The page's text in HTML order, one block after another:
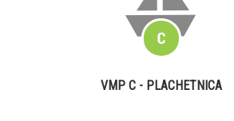
VMP C - PLACHETNICA